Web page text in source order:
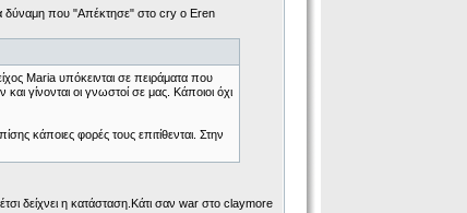
δύναμη που "Απέκτησε" στο cry ο Eren
Maria υπόκεινται σε πειράματα που
γίνονται οι γνωστοί σε μας. Κάποιοι όχι
κάποιες φορές τους επιτίθενται. Στην
δείχνει η κατάσταση.Κάτι σαν war στο claymore